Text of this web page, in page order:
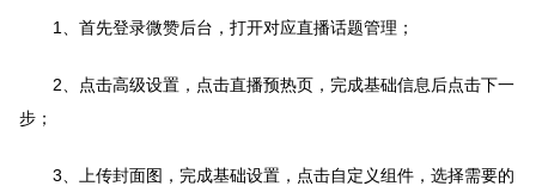
1、首先登录微赞后台，打开对应直播话题管理；
2、点击高级设置，点击直播预热页，完成基础信息后点击下一
步；
3、上传封面图，完成基础设置，点击自定义组件，选择需要的